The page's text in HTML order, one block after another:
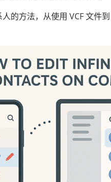
的方法，从使用 VCF 文件